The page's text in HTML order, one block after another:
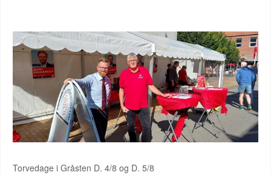
Torvedage i Gråsten D. 4/8 og D. 5/8